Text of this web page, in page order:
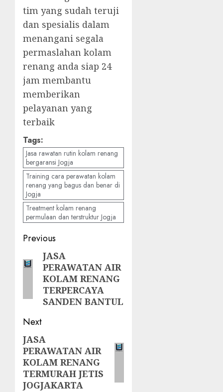
tim yang sudah teruji
dan spesialis dalam
menangani segala
permaslahan kolam
renang anda siap 24
jam membantu
memberikan
pelayanan yang
terbaik
Tags:
Jasa rawatan rutin kolam renang
bergaransi Jogja
Training cara perawatan kolam
renang yang bagus dan benar di
Jogja
Treatment kolam renang
permulaan dan terstruktur Jogja
Post
navigation
Previous
Previous
post:
JASA
PERAWATAN AIR
KOLAM RENANG
TERPERCAYA
SANDEN BANTUL
Next
Next
post:
JASA
PERAWATAN AIR
KOLAM RENANG
TERMURAH JETIS
JOGJAKARTA